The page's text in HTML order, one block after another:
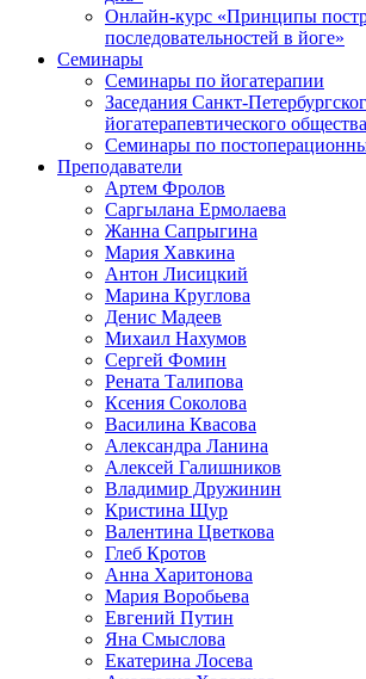
Онлайн-курс «Принципы
последовательностей в йоге»
Семинары
Семинары по йогатерапии
Заседания Санкт-
йогатерапевтического общества
Семинары по
Преподаватели
Артем Фролов
Саргылана Ермолаева
Жанна Сапрыгина
Мария Хавкина
Антон Лисицкий
Марина Круглова
Денис Мадеев
Михаил Нахумов
Сергей Фомин
Рената Талипова
Ксения Соколова
Василина Квасова
Александра Ланина
Алексей Галишников
Владимир Дружинин
Кристина Щур
Валентина Цветкова
Глеб Кротов
Анна Харитонова
Мария Воробьева
Евгений Путин
Яна Смыслова
Екатерина Лосева